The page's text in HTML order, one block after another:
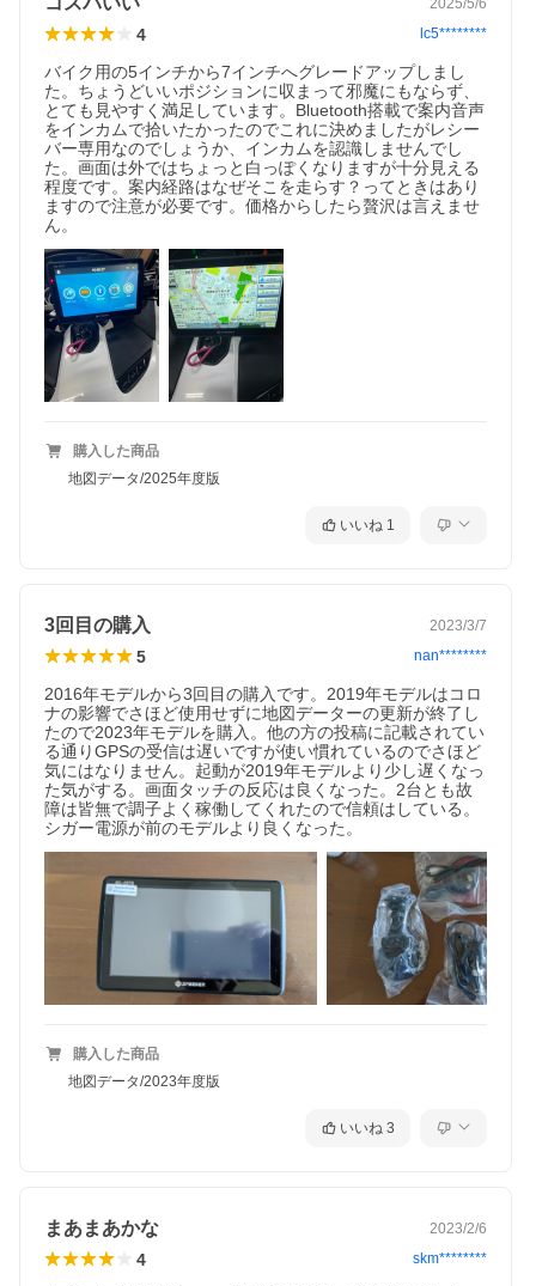
4 lc5********
バイク用の5インチから7インチへグレードアップしまし
た。ちょうどいいポジションに収まって邪魔にもならず、
とても見やすく満足しています。Bluetooth搭載で案内音声
をインカムで拾いたかったのでこれに決めましたがレシー
バー専用なのでしょうか、インカムを認識しませんでし
た。画面は外ではちょっと白っぽくなりますが十分見える
程度です。案内経路はなぜそこを走らす？ってときはあり
ますので注意が必要です。価格からしたら贅沢は言えませ
ん。
購入した商品
地図データ/2025年度版
いいね 1
3回目の購入 2023/3/7
5 nan********
2016年モデルから3回目の購入です。2019年モデルはコロ
ナの影響でさほど使用せずに地図データーの更新が終了し
たので2023年モデルを購入。他の方の投稿に記載されてい
る通りGPSの受信は遅いですが使い慣れているのでさほど
気にはなりません。起動が2019年モデルより少し遅くなっ
た気がする。画面タッチの反応は良くなった。2台とも故
障は皆無で調子よく稼働してくれたので信頼はしている。
シガー電源が前のモデルより良くなった。
購入した商品
地図データ/2023年度版
いいね 3
まあまあかな 2023/2/6
4 skm********